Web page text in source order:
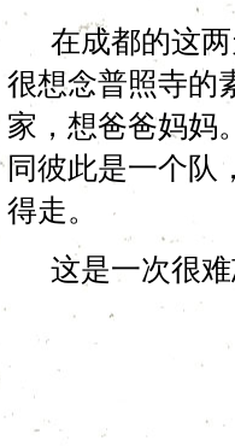
在成都的这两
很想念普照寺的
家，想爸爸妈妈
同彼此是一个队
得走。
这是一次很难